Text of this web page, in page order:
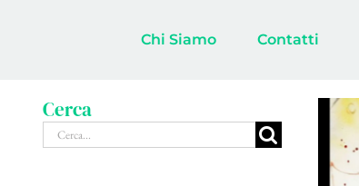
Chi Siamo Contatti
Cerca
Cerca
per: